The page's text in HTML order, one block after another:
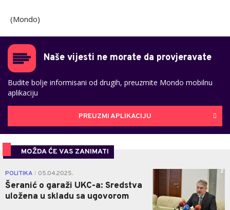
(Mondo)
Naše vijesti ne morate da provjeravate
Budite bolje informisani od drugih, preuzmite Mondo mobilnu
aplikaciju
PREUZMI APLIKACIJU
MOŽDA ĆE VAS ZANIMATI
POLITIKA 05.04.2025.
Šeranić o garaži UKC-a: Sredstva
uložena u skladu sa ugovorom
2